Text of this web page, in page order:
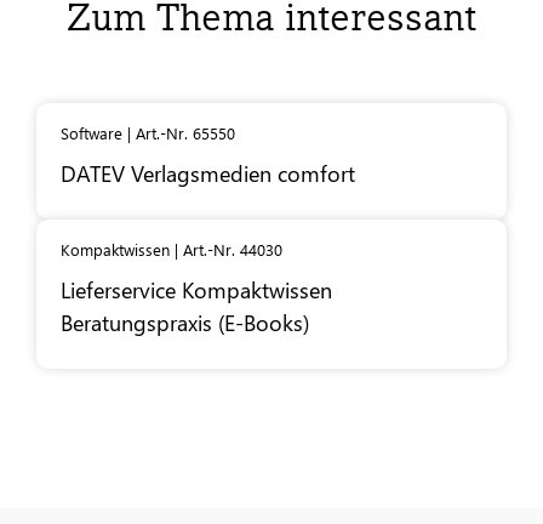
Zum Thema interessant
Software | Art.-Nr. 65550
DATEV Verlagsmedien comfort
Kompaktwissen | Art.-Nr. 44030
Lieferservice Kompaktwissen
Beratungspraxis (E-Books)